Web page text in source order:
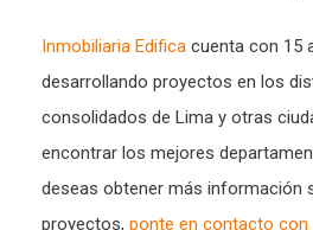
Inmobiliaria Edifica cuenta con 15
desarrollando proyectos en los
consolidados de Lima y otras
encontrar los mejores
deseas obtener más información
proyectos, ponte en contacto